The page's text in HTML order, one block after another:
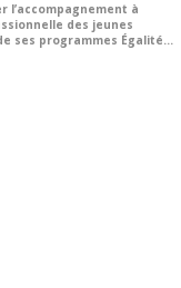
l’accompagnement à
des jeunes
ses programmes Égalité...